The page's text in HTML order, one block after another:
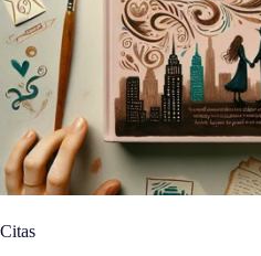
Citas